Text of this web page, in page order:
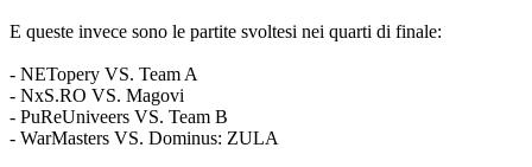
E queste invece sono le partite svoltesi nei quarti di finale:
- NETopery VS. Team A
- NxS.RO VS. Magovi
- PuReUniveers VS. Team B
- WarMasters VS. Dominus: ZULA